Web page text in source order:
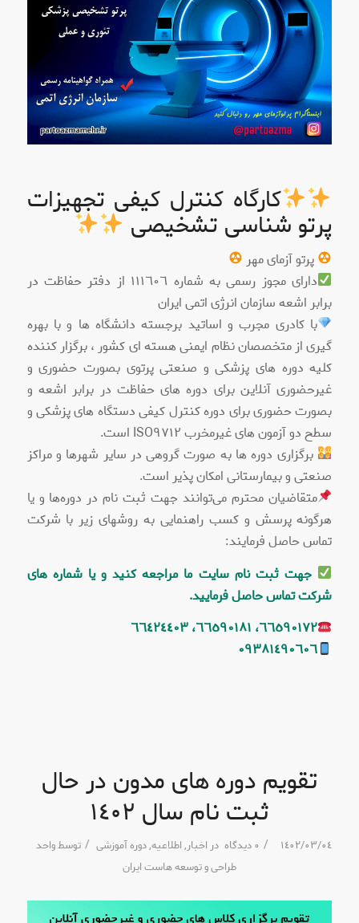
کارگاه کنترل کیفی تجهیزات
پرتو شناسی تشخیصی
پرتو آزمای مهر
دارای مجوز رسمی به شماره ١١١٦٠٦ از دفتر حفاظت در
برابر اشعه سازمان انرژی اتمی ایران
با کادری مجرب و اساتید برجسته دانشگاه ها و با بهره
گیری از متخصصان نظام ایمنی هسته ای کشور ، برگزار کننده
کلیه دوره های پزشکی و صنعتی پرتوی بصورت حضوری و
غیرحضوری آنلاین برای دوره های حفاظت در برابر اشعه و
بصورت حضوری برای دوره کنترل کیفی دستگاه های پزشکی و
سطح دو آزمون های غیرمخرب ISO٩٧١٢ است.
برگزاری دوره ها به صورت گروهی در سایر شهرها و مراکز
صنعتی و بیمارستانی امکان پذیر است.
متقاضیان محترم می‌توانند جهت ثبت نام در دوره‌ها و یا
هرگونه پرسش و کسب راهنمایی به روشهای زیر با شرکت
تماس حاصل فرمایند:
جهت ثبت نام سایت ما مراجعه کنید و یا شماره های
شرکت تماس حاصل فرمایید.
٦٦٥٩٠١٧٢، ٦٦٥٩٠١٨١، ٦٦٤٢٤٤٠٣
٠٩٣٨١٤٩٠٦٠٦
تقویم دوره های مدون در حال
ثبت نام سال ١٤٠٢
١٤٠٢/٠٣/٠٤ / ٠ دیدگاه در اخبار,اطلاعیه,دوره آموزشی / توسطواحد
طراحی و توسعه هاست ایران